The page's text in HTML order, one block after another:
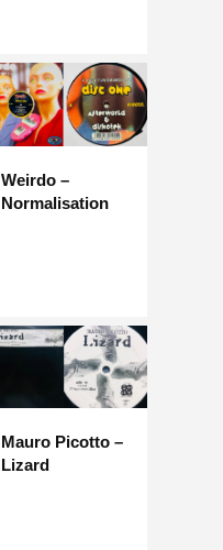
Weirdo –
Normalisation
Mauro Picotto –
Lizard